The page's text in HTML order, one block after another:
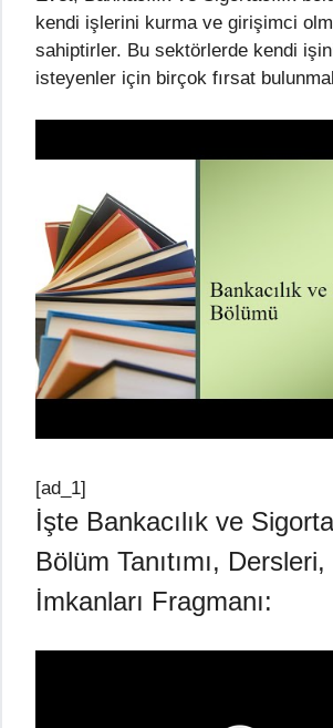
kendi işlerini kurma ve girişimci
sahiptirler. Bu sektörlerde kendi
isteyenler için birçok fırsat
[ad_1]
İşte Bankacılık ve
Bölüm Tanıtımı,
İmkanları Fragmanı: